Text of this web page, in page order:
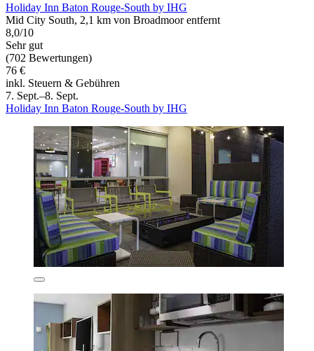
Holiday Inn Baton Rouge-South by IHG
Mid City South, 2,1 km von Broadmoor entfernt
8,0/10
Sehr gut
(702 Bewertungen)
76 €
inkl. Steuern & Gebühren
7. Sept.–8. Sept.
Holiday Inn Baton Rouge-South by IHG